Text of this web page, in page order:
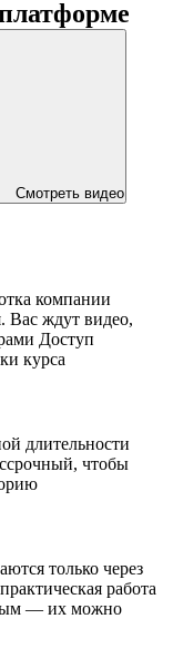
Смотреть видео
компании
Вас ждут видео,
Доступ
курса
длительности
чтобы
только через
работа
— их можно